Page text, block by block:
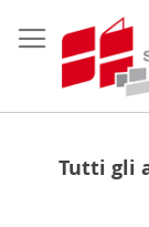
al
contenuto
Tutti gli